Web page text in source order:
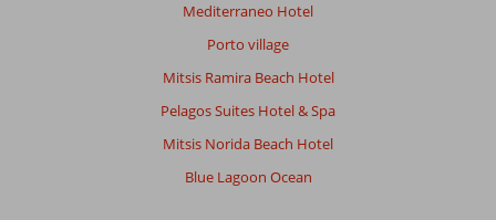
Mediterraneo Hotel
Porto village
Mitsis Ramira Beach Hotel
Pelagos Suites Hotel & Spa
Mitsis Norida Beach Hotel
Blue Lagoon Ocean